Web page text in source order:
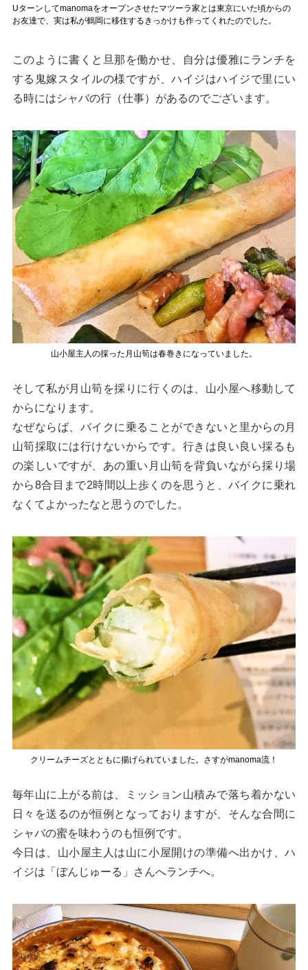
Uターンしてmanomaをオープンさせたマツーラ家とは東京にいた頃からの
お友達で、実は私が鶴岡に移住するきっかけも作ってくれたのでした。
このように書くと旦那を働かせ、自分は優雅にランチを
する鬼嫁スタイルの様ですが、ハイジはハイジで里にい
る時にはシャバの行（仕事）があるのでございます。
山小屋主人の採った月山筍は春巻きになっていました。
そして私が月山筍を採りに行くのは、山小屋へ移動して
からになります。
なぜならば、バイクに乗ることができないと里からの月
山筍採取には行けないからです。行きは良い良い採るも
の楽しいですが、あの重い月山筍を背負いながら採り場
から8合目まで2時間以上歩くのを思うと、バイクに乗れ
なくてよかったなと思うのでした。
クリームチーズとともに揚げられていました。さすがmanoma流！
毎年山に上がる前は、ミッション山積みで落ち着かない
日々を送るのが恒例となっておりますが、そんな合間に
シャバの蜜を味わうのも恒例です。
今日は、山小屋主人は山に小屋開けの準備へ出かけ、ハ
イジは「ぼんじゅーる」さんへランチへ。